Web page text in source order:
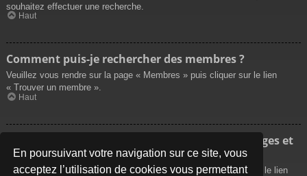
En poursuivant votre navigation sur ce site, vous
acceptez l’utilisation de cookies vous permettant
souhaitez effectuer une recherche.
Haut
Comment puis-je rechercher des membres ?
Veuillez vous rendre sur la page « Membres » puis cliquer sur le lien
« Trouver un membre ».
Haut
Comment puis-je retrouver mes propres messages et
sujets ?
Vos propres messages peuvent être affichés soit en cliquant sur le lien